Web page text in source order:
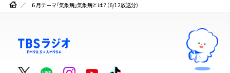
６月テーマ「気象病」気象病とは？（6/12放送分）